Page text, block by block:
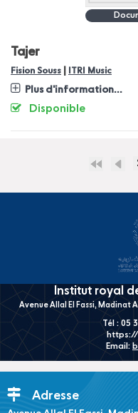
Tajer
Fision Souss ITRI Music
Plus d'information...
Disponible
Institut royal
Avenue Allal El Fassi, Madinat
Tél : 05
https://
Email:
Adresse